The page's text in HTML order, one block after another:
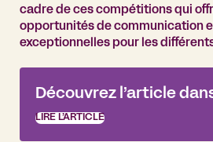
cadre de ces compétitions qui
opportunités de communication
exceptionnelles pour les
Découvrez l’article
LIRE L’ARTICLE